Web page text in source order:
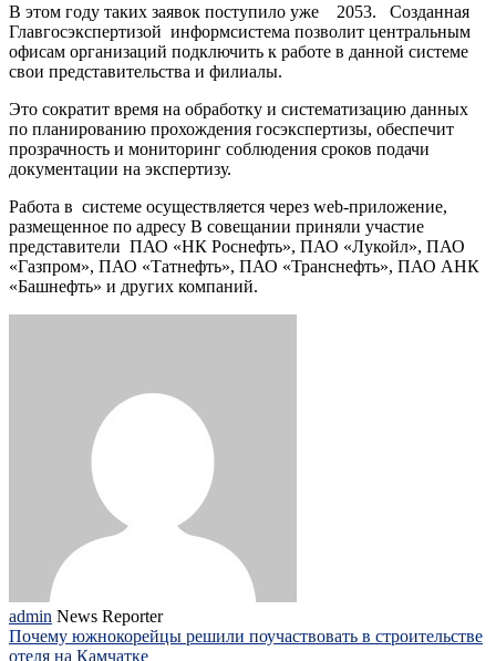
В этом году таких заявок поступило уже 2053. Созданная
Главгосэкспертизой информсистема позволит центральным
офисам организаций подключить к работе в данной системе
свои представительства и филиалы.
Это сократит время на обработку и систематизацию данных
по планированию прохождения госэкспертизы, обеспечит
прозрачность и мониторинг соблюдения сроков подачи
документации на экспертизу.
Работа в системе осуществляется через web-приложение,
размещенное по адресу В совещании приняли участие
представители ПАО «НК Роснефть», ПАО «Лукойл», ПАО
«Газпром», ПАО «Татнефть», ПАО «Транснефть», ПАО АНК
«Башнефть» и других компаний.
admin News Reporter
Почему южнокорейцы решили поучаствовать в строительстве
отеля на Камчатке